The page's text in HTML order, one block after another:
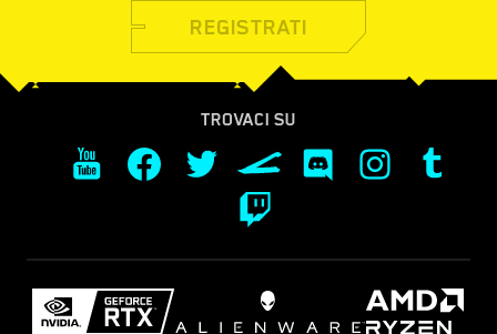
REGISTRATI
TROVACI SU